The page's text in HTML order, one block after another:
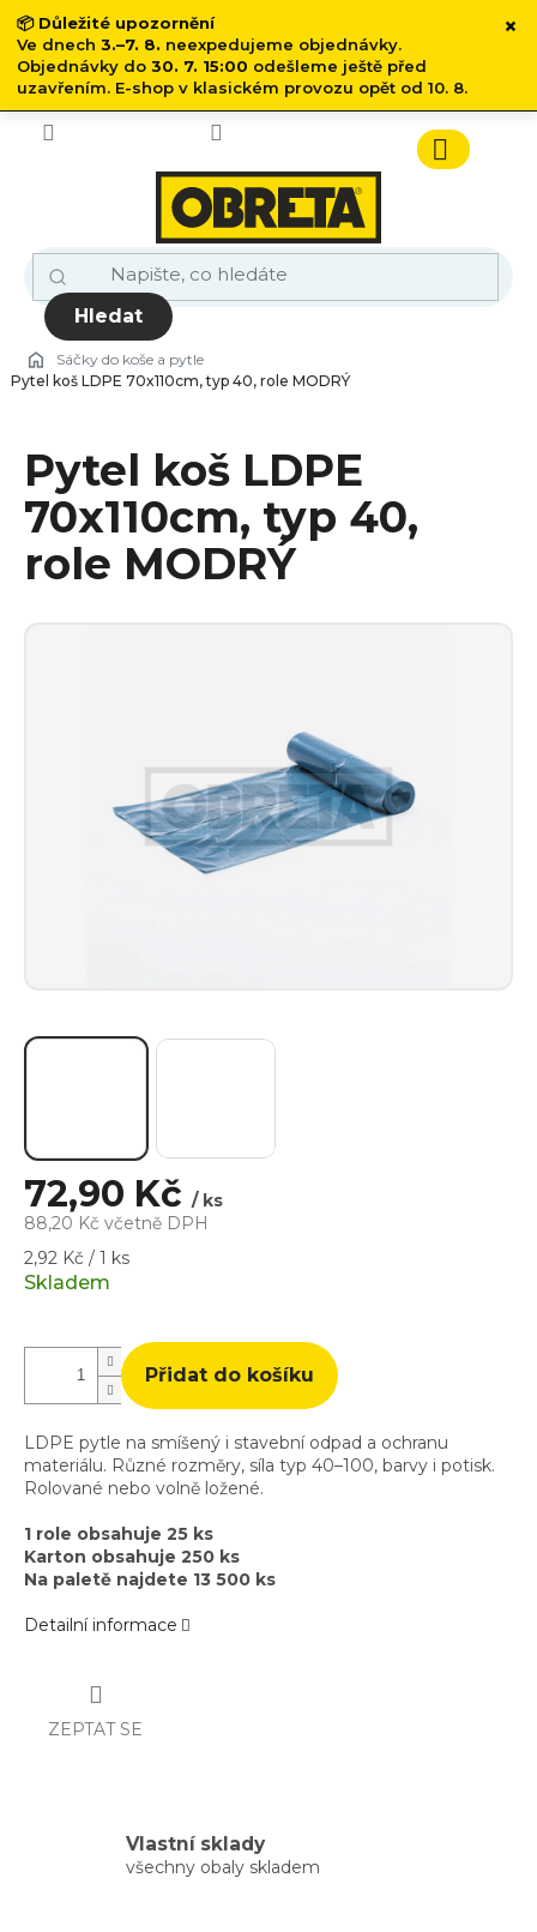
📦 Důležité upozornění
Ve dnech 3.–7. 8. neexpedujeme objednávky.
Objednávky do 30. 7. 15:00 odešleme ještě před
uzavřením. E-shop v klasickém provozu opět od 10. 8.
×
Přejít
obsah
Hledat
Nákupní
košík
Sáčky do koše a pytle
Pytel koš LDPE 70x110cm, typ 40, role MODRÝ
Pytel koš LDPE
70x110cm, typ 40,
role MODRÝ
72,90 Kč / ks
88,20 Kč včetně DPH
Měrná
cena:
2,92 Kč / 1 ks
Skladem
Přidat do košíku
LDPE pytle na smíšený i stavební odpad a ochranu
materiálu. Různé rozměry, síla typ 40–100, barvy i potisk.
Rolované nebo volně ložené.
1 role obsahuje 25 ks
Karton obsahuje 250 ks
Na paletě najdete 13 500 ks
Detailní informace
ZEPTAT SE
Vlastní sklady
všechny obaly skladem